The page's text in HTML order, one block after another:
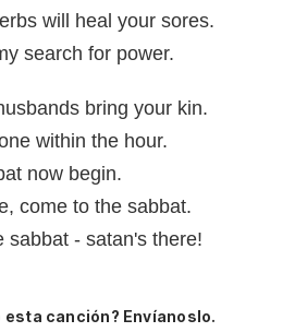
will heal your sores.
search for power.
bring your kin.
within the hour.
now begin.
come to the sabbat.
sabbat - satan's there!
canción? Envíanoslo.